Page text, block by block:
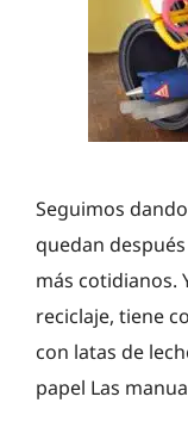
Seguimos
quedan
más cotidianos.
reciclaje, tiene
con latas de
papel Las